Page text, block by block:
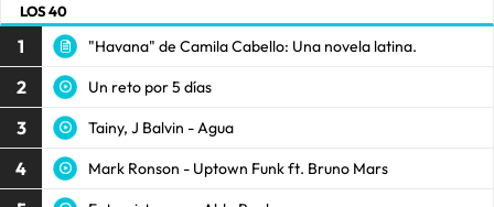
LOS 40
1 "Havana" de Camila Cabello: Una novela latina.
2 Un reto por 5 días
3 Tainy, J Balvin - Agua
4 Mark Ronson - Uptown Funk ft. Bruno Mars